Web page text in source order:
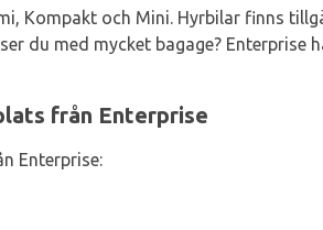
Kompakt och Mini. Hyrbilar finns
du med mycket bagage? Enterprise
från Enterprise
Enterprise: